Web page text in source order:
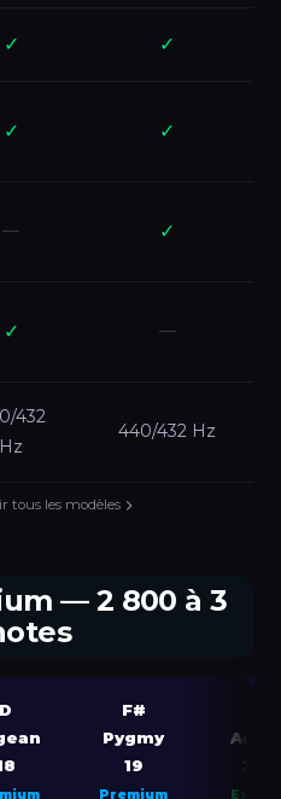
✓ ✓
✓ ✓
— ✓
✓ —
432
Hz
440/432 Hz
tous les modèles
— 2 800 à 3
D
F#
Pygmy
19
Premium